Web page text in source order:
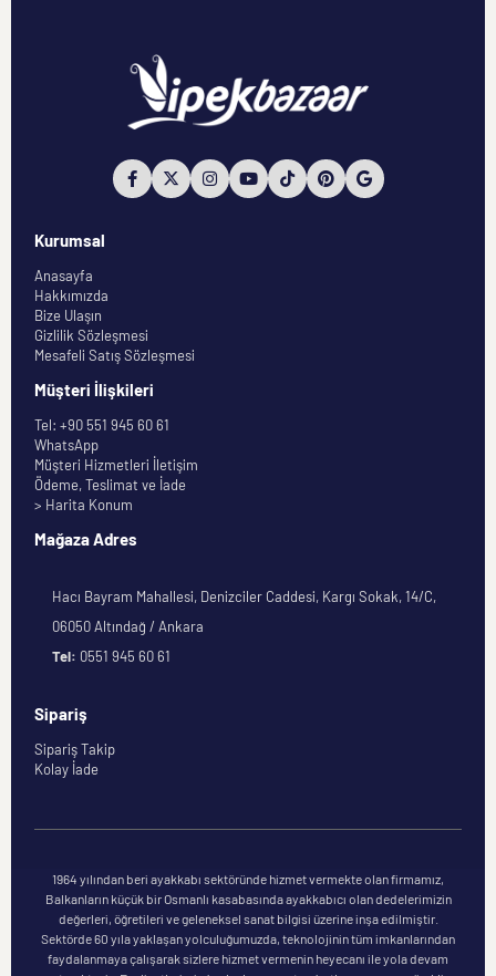
Kurumsal
Anasayfa
Hakkımızda
Bize Ulaşın
Gizlilik Sözleşmesi
Mesafeli Satış Sözleşmesi
Müşteri İlişkileri
Tel: +90 551 945 60 61
WhatsApp
Müşteri Hizmetleri İletişim
Ödeme, Teslimat ve İade
> Harita Konum
Mağaza Adres
Hacı Bayram Mahallesi, Denizciler Caddesi, Kargı Sokak, 14/C,
06050 Altındağ / Ankara
Tel: 0551 945 60 61
Sipariş
Sipariş Takip
Kolay İade
1964 yılından beri ayakkabı sektöründe hizmet vermekte olan firmamız,
Balkanların küçük bir Osmanlı kasabasında ayakkabıcı olan dedelerimizin
değerleri, öğretileri ve geleneksel sanat bilgisi üzerine inşa edilmiştir.
Sektörde 60 yıla yaklaşan yolculuğumuzda, teknolojinin tüm imkanlarından
faydalanmaya çalışarak sizlere hizmet vermenin heyecanı ile yola devam